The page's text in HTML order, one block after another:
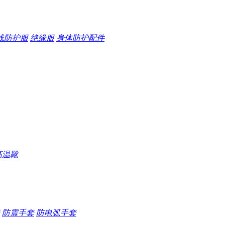
防护服 绝缘服 身体防护配件
温靴
防震手套 防电弧手套